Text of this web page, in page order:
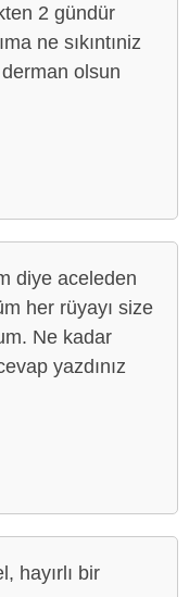
2 gündür
ne sıkıntıniz
olsun
diye aceleden
her rüyayı size
Ne kadar
yazdınız
hayırlı bir